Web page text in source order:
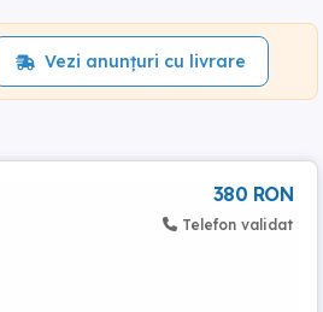
Vezi anunțuri cu livrare
380 RON
Telefon validat